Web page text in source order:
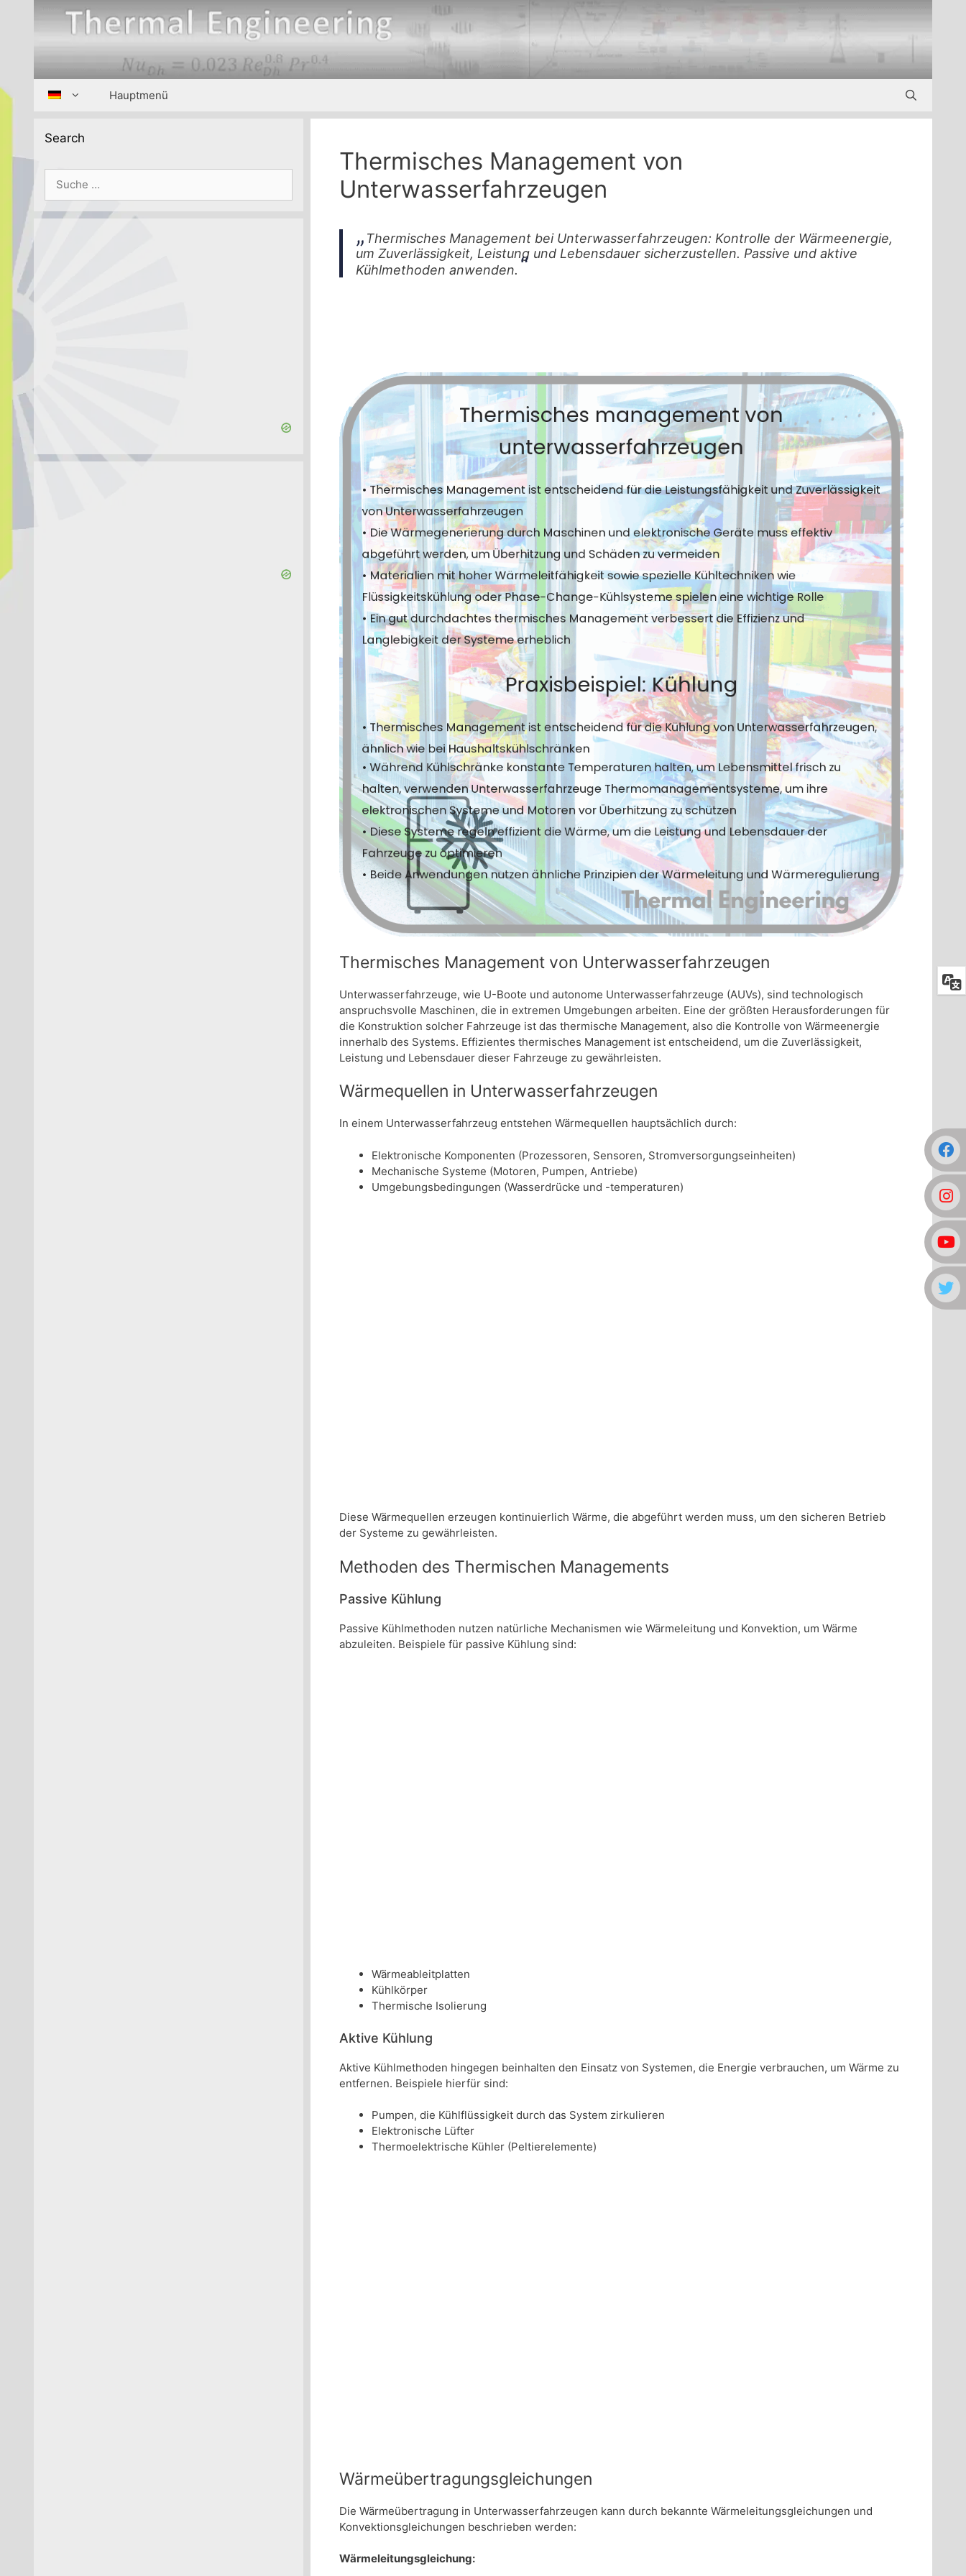
Hauptmenü
Thermisches Management von
Unterwasserfahrzeugen
Thermisches Management bei Unterwasserfahrzeugen: Kontrolle der Wärmeenergie,
um Zuverlässigkeit, Leistung und Lebensdauer sicherzustellen. Passive und aktive
Kühlmethoden anwenden.
Thermisches Management von Unterwasserfahrzeugen
Unterwasserfahrzeuge, wie U-Boote und autonome Unterwasserfahrzeuge (AUVs), sind technologisch
anspruchsvolle Maschinen, die in extremen Umgebungen arbeiten. Eine der größten Herausforderungen für
die Konstruktion solcher Fahrzeuge ist das thermische Management, also die Kontrolle von Wärmeenergie
innerhalb des Systems. Effizientes thermisches Management ist entscheidend, um die Zuverlässigkeit,
Leistung und Lebensdauer dieser Fahrzeuge zu gewährleisten.
Wärmequellen in Unterwasserfahrzeugen
In einem Unterwasserfahrzeug entstehen Wärmequellen hauptsächlich durch:
Elektronische Komponenten (Prozessoren, Sensoren, Stromversorgungseinheiten)
Mechanische Systeme (Motoren, Pumpen, Antriebe)
Umgebungsbedingungen (Wasserdrücke und -temperaturen)
Diese Wärmequellen erzeugen kontinuierlich Wärme, die abgeführt werden muss, um den sicheren Betrieb
der Systeme zu gewährleisten.
Methoden des Thermischen Managements
Passive Kühlung
Passive Kühlmethoden nutzen natürliche Mechanismen wie Wärmeleitung und Konvektion, um Wärme
abzuleiten. Beispiele für passive Kühlung sind:
Wärmeableitplatten
Kühlkörper
Thermische Isolierung
Aktive Kühlung
Aktive Kühlmethoden hingegen beinhalten den Einsatz von Systemen, die Energie verbrauchen, um Wärme zu
entfernen. Beispiele hierfür sind:
Pumpen, die Kühlflüssigkeit durch das System zirkulieren
Elektronische Lüfter
Thermoelektrische Kühler (Peltierelemente)
Wärmeübertragungsgleichungen
Die Wärmeübertragung in Unterwasserfahrzeugen kann durch bekannte Wärmeleitungsgleichungen und
Konvektionsgleichungen beschrieben werden:
Wärmeleitungsgleichung:
Search
Suche